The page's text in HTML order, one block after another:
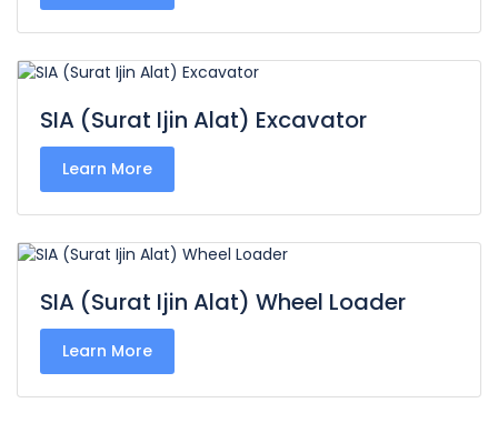
SIA (Surat Ijin Alat) Excavator
Learn More
SIA (Surat Ijin Alat) Wheel Loader
Learn More